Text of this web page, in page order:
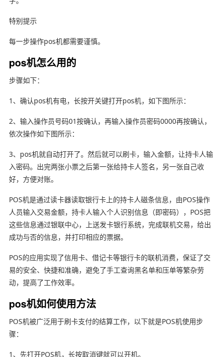
特别提示
每一步操作pos机都需要谨慎。
pos机怎么用的
步骤如下：
1、确认pos机有电，长按开关键打开pos机，如下图所示：
2、输入操作员号码01按确认，再输入操作员密码0000再按确认，
依次操作如下图所示：
3、pos机就自动打开了。然后就可以刷卡，输入金额，让持卡人输
入密码。出完两张小票之后第一张给持卡人签名，另一张自己收
好，方便对账。
POS机是通过读卡器读取银行卡上的持卡人磁条信息，由POS操作
人员输入交易金额，持卡人输入个人识别信息（即密码），POS把
这些信息通过银联中心，上送发卡银行系统，完成联机交易，给出
成功与否的信息，并打印相应的票据。
POS的应用实现了信用卡、借记卡等银行卡的联机消费，保证了交
易的安全、快捷和准确，避免了手工查询黑名单和压单等繁杂劳
动，提高了工作效率。
pos机如何使用方法
POS机被广泛用于刷卡支付的结算工作，以下就是POS机使用步
骤：
1、先打开POS机，长按取消键就可以开机。